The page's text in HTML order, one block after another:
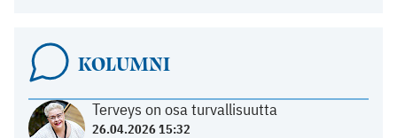
KOLUMNI
Terveys on osa turvallisuutta
26.04.2026 15:32